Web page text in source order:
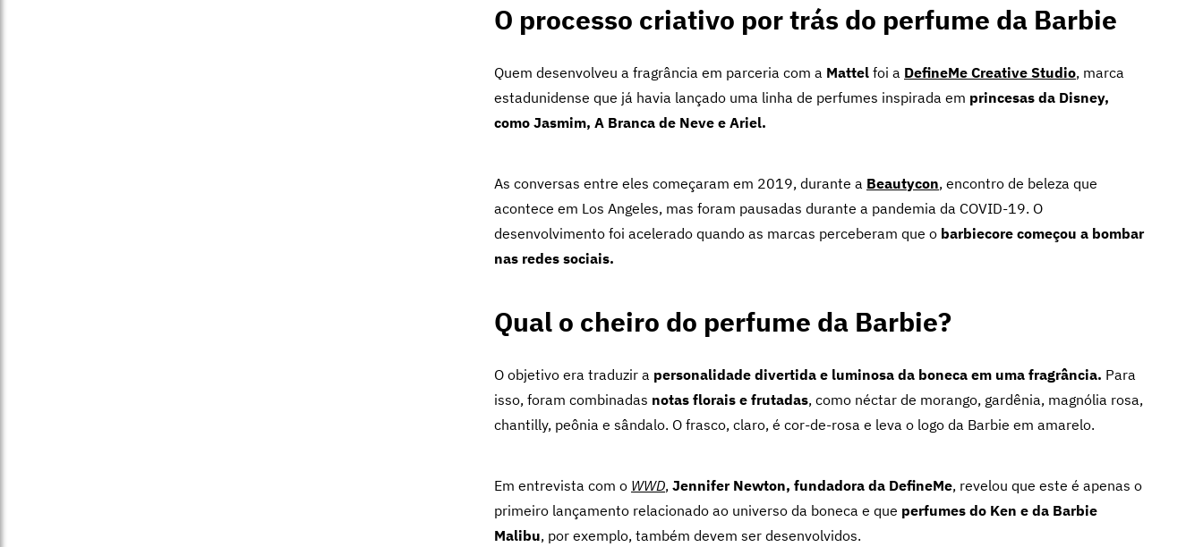
O processo criativo por trás do perfume da Barbie
Quem desenvolveu a fragrância em parceria com a Mattel foi a DefineMe Creative Studio, marca
estadunidense que já havia lançado uma linha de perfumes inspirada em princesas da Disney,
como Jasmim, A Branca de Neve e Ariel.
As conversas entre eles começaram em 2019, durante a Beautycon, encontro de beleza que
acontece em Los Angeles, mas foram pausadas durante a pandemia da COVID-19. O
desenvolvimento foi acelerado quando as marcas perceberam que o barbiecore começou a bombar
nas redes sociais.
Qual o cheiro do perfume da Barbie?
O objetivo era traduzir a personalidade divertida e luminosa da boneca em uma fragrância. Para
isso, foram combinadas notas florais e frutadas, como néctar de morango, gardênia, magnólia rosa,
chantilly, peônia e sândalo. O frasco, claro, é cor-de-rosa e leva o logo da Barbie em amarelo.
Em entrevista com o WWD, Jennifer Newton, fundadora da DefineMe, revelou que este é apenas o
primeiro lançamento relacionado ao universo da boneca e que perfumes do Ken e da Barbie
Malibu, por exemplo, também devem ser desenvolvidos.